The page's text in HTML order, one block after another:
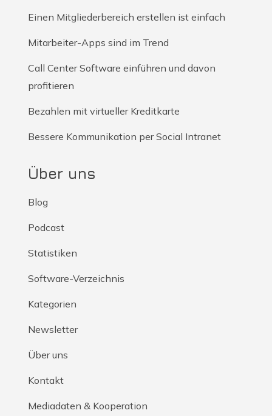
Einen Mitgliederbereich erstellen ist einfach
Mitarbeiter-Apps sind im Trend
Call Center Software einführen und davon
profitieren
Bezahlen mit virtueller Kreditkarte
Bessere Kommunikation per Social Intranet
Über uns
Blog
Podcast
Statistiken
Software-Verzeichnis
Kategorien
Newsletter
Über uns
Kontakt
Mediadaten & Kooperation